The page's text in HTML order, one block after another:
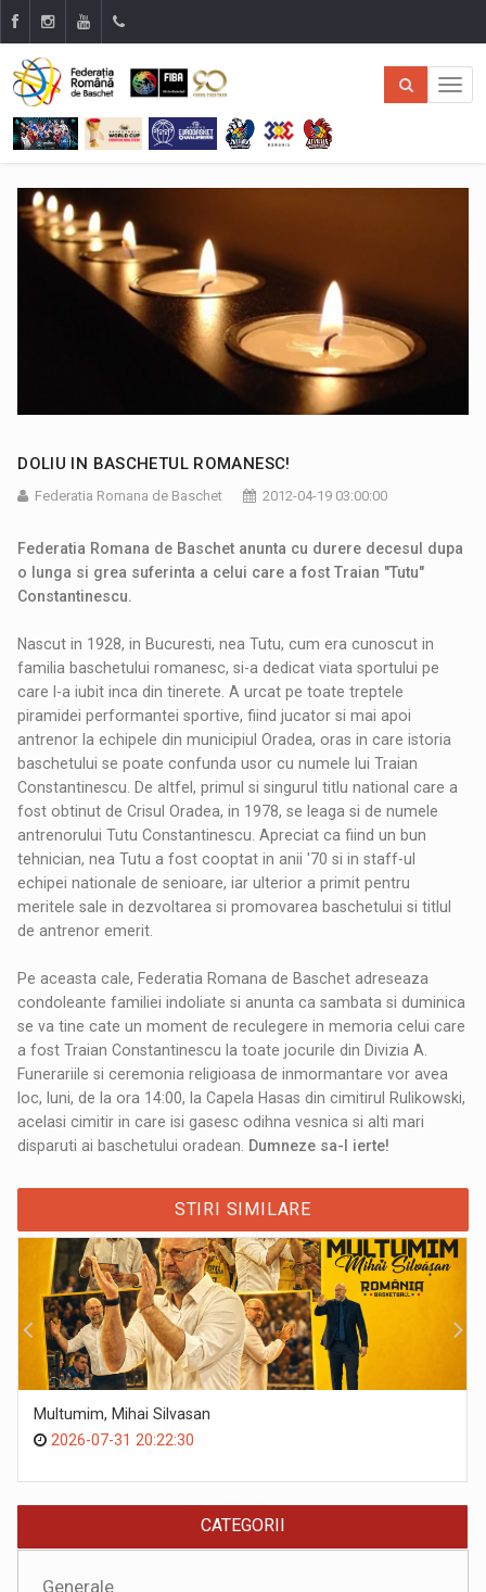
DOLIU IN BASCHETUL ROMANESC!
Federatia Romana de Baschet 2012-04-19 03:00:00
Federatia Romana de Baschet anunta cu durere decesul dupa
o lunga si grea suferinta a celui care a fost Traian "Tutu"
Constantinescu.
Nascut in 1928, in Bucuresti, nea Tutu, cum era cunoscut in
familia baschetului romanesc, si-a dedicat viata sportului pe
care l-a iubit inca din tinerete. A urcat pe toate treptele
piramidei performantei sportive, fiind jucator si mai apoi
antrenor la echipele din municipiul Oradea, oras in care istoria
baschetului se poate confunda usor cu numele lui Traian
Constantinescu. De altfel, primul si singurul titlu national care a
fost obtinut de Crisul Oradea, in 1978, se leaga si de numele
antrenorului Tutu Constantinescu. Apreciat ca fiind un bun
tehnician, nea Tutu a fost cooptat in anii '70 si in staff-ul
echipei nationale de senioare, iar ulterior a primit pentru
meritele sale in dezvoltarea si promovarea baschetului si titlul
de antrenor emerit.
Pe aceasta cale, Federatia Romana de Baschet adreseaza
condoleante familiei indoliate si anunta ca sambata si duminica
se va tine cate un moment de reculegere in memoria celui care
a fost Traian Constantinescu la toate jocurile din Divizia A.
Funerariile si ceremonia religioasa de inmormantare vor avea
loc, luni, de la ora 14:00, la Capela Hasas din cimitirul Rulikowski,
acelasi cimitir in care isi gasesc odihna vesnica si alti mari
disparuti ai baschetului oradean. Dumneze sa-l ierte!
STIRI SIMILARE
Multumim, Mihai Silvasan
2026-07-31 20:22:30
CATEGORII
Generale